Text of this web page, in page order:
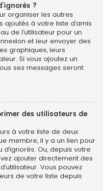
?
organiser les autres
à votre liste d’amis
de l’utilisateur pour un
et leur envoyer des
graphiques, leurs
Si vous ajoutez un
ses messages seront
des utilisateurs de
à votre liste de deux
membre, il y a un lien pour
d’ignorés. Ou, depuis votre
ajouter directement des
Vous pouvez
de votre liste depuis